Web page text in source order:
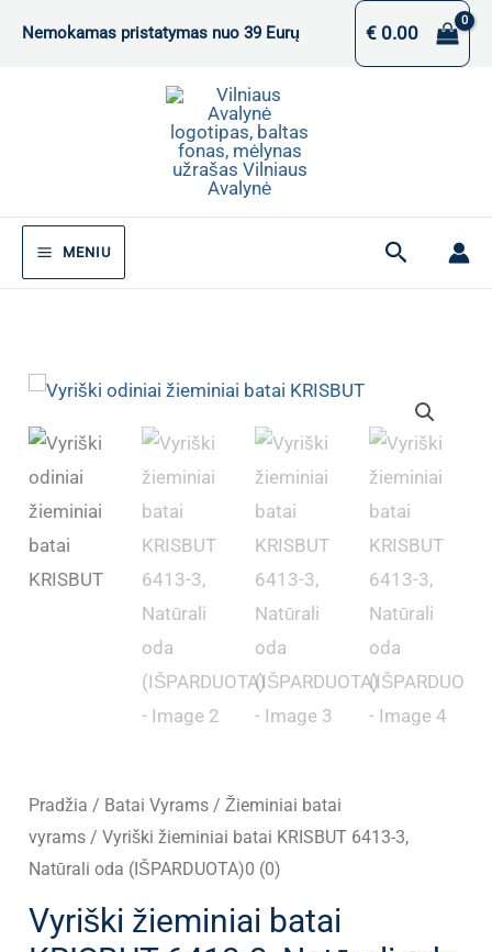
Nemokamas pristatymas nuo 39 Eurų €0.00
MENIU Paieška
Pradžia / Batai Vyrams /Žieminiai batai
vyrams / Vyriški žieminiai batai KRISBUT 6413-3,
Natūrali oda (IŠPARDUOTA)0 (0)
Vyriški žieminiai batai